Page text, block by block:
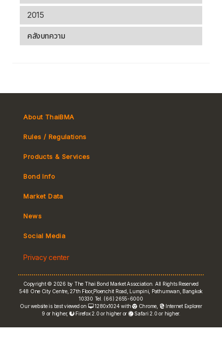
2015
คลังบทความ
About ThaiBMA
Rules / Regulations
Tax
Products & Services
MeBond
e-bookbuilding
Bond Info
Market Data
Yield Curve
FRN Rate
Bond Price
News
Social Media
Privacy center
Copyright © 2026 by The Thai Bond Market Association. All Rights Reserved
548 One City Centre, 27th Floor,Ploenchit Road, Lumpini, Pathumwan, Bangkok
10330 Tel. (66) 2655-6000
Our website is best viewed on
1280x1024 with Chrome
Internet Explorer
9 or higher,
Firefox 2.0 or higher or Safari 2.0 or higher.